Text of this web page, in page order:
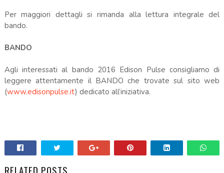
Per maggiori dettagli si rimanda alla lettura integrale del
bando.
BANDO
Agli interessati al bando 2016 Edison Pulse consigliamo di
leggere attentamente il BANDO che trovate sul sito web
(www.edisonpulse.it) dedicato all’iniziativa.